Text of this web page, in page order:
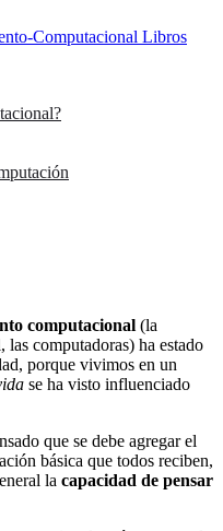
Computacional Libros
computacional (la
computadoras) ha estado
porque vivimos en un
se ha visto influenciado
que se debe agregar el
básica que todos reciben,
la capacidad de pensar